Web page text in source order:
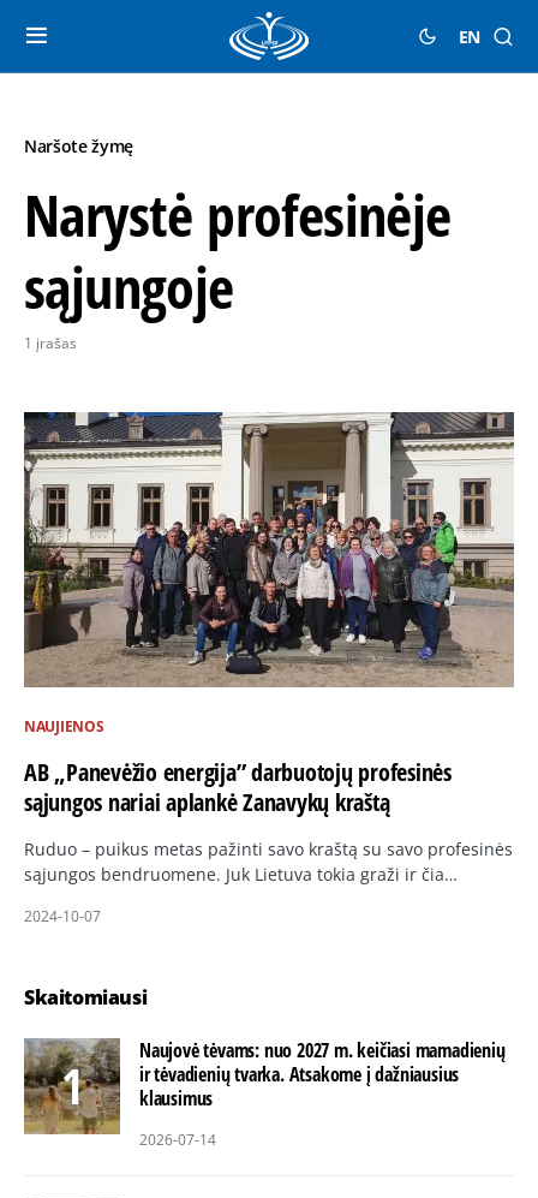
EN
Naršote žymę
Narystė profesinėje
sąjungoje
1 įrašas
NAUJIENOS
AB „Panevėžio energija” darbuotojų profesinės
sąjungos nariai aplankė Zanavykų kraštą
Ruduo – puikus metas pažinti savo kraštą su savo profesinės
sąjungos bendruomene. Juk Lietuva tokia graži ir čia…
2024-10-07
Skaitomiausi
Naujovė tėvams: nuo 2027 m. keičiasi mamadienių
ir tėvadienių tvarka. Atsakome į dažniausius
klausimus
2026-07-14